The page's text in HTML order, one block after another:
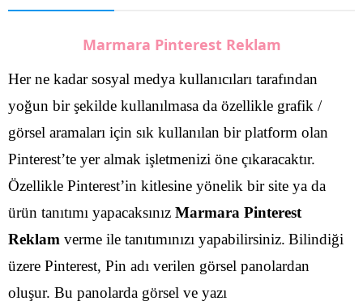
Marmara Pinterest Reklam
Her ne kadar sosyal medya kullanıcıları tarafından
yoğun bir şekilde kullanılmasa da özellikle grafik /
görsel aramaları için sık kullanılan bir platform olan
Pinterest’te yer almak işletmenizi öne çıkaracaktır.
Özellikle Pinterest’in kitlesine yönelik bir site ya da
ürün tanıtımı yapacaksınız Marmara Pinterest
Reklam verme ile tanıtımınızı yapabilirsiniz. Bilindiği
üzere Pinterest, Pin adı verilen görsel panolardan
oluşur. Bu panolarda görsel ve yazı